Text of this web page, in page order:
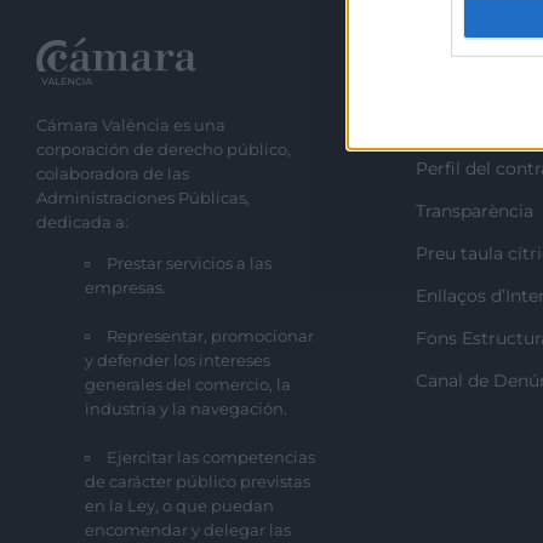
Cámara València es una
corporación de derecho público,
colaboradora de las
Administraciones Públicas,
dedicada a:
Prestar servicios a las
empresas.
Representar, promocionar
y defender los intereses
generales del comercio, la
industria y la navegación.
Ejercitar las competencias
de carácter público previstas
en la Ley, o que puedan
encomendar y delegar las
Recursos
Perfil del
Transparència
Preu taula
Enllaços
Fons
Canal de